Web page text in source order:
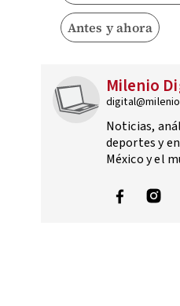
Antes y ahora
Milenio
Noticias,
deportes y
México y el